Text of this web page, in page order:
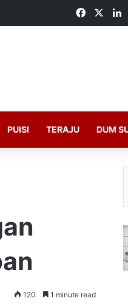
Facebook
PUISI TERAJU DUM
120 1 minute read